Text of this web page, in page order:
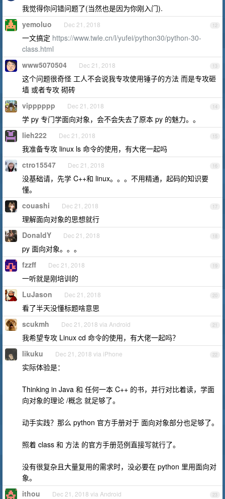
我觉得你问错问题了(当然也是因为你刚入门).
12
yemoluo Dec 21, 2018
一文搞定 https://www.twle.cn/l/yufei/python30/python-30-
class.html
13
www5070504 Dec 21, 2018
这个问题很奇怪 工人不会说我专攻使用锤子的方法 而是专攻砸
墙 或者专攻 砌砖
14
vipppppp Dec 21, 2018
学 py 专门学面向对象，会不会失去了原本 py 的魅力。。
15
lieh222 Dec 21, 2018
我准备专攻 linux ls 命令的使用，有大佬一起吗
16
ctro15547 Dec 21, 2018
没基础请，先学 C++和 linux。。。不用精通，起码的知识要
懂。
17
couashi Dec 21, 2018
理解面向对象的思想就行
18
DonaldY Dec 21, 2018
py 面向对象。。。
19
fzzff Dec 21, 2018
一听就是刚培训的
20
LuJason Dec 21, 2018
看了半天没懂标题啥意思
21
scukmh Dec 21, 2018 via Android
我希望专攻 Linux cd 命令的使用，有大佬一起吗？
22
likuku Dec 21, 2018 via iPhone
实际体验是：
Thinking in Java 和 任何一本 C++ 的书，并行对比着读，学面
向对象的理论 /概念 就足够了。
动手实践？那么 python 官方手册对于 面向对象部分也足够了。
照着 class 和 方法 的官方手册范例直接写就行了。
没有很复杂且大量复用的需求时，没必要在 python 里用面向对
象。
23
ithou Dec 21, 2018 via Android